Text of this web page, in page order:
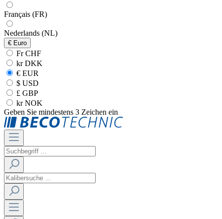
Français (FR)
Nederlands (NL)
€ Euro
Fr CHF
kr DKK
€ EUR
$ USD
£ GBP
kr NOK
Geben Sie mindestens 3 Zeichen ein